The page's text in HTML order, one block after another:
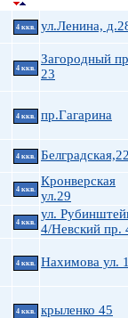
4 ккв. ул.Ленина,
4 ккв.
Загородный
23
4 ккв. пр.Гагарина
4 ккв. Белградская,22
4 ккв.
Кронверская
ул.29
4 ккв.
ул.
4/Невский пр.
4 ккв. Нахимова ул.
4 ккв. крыленко 45